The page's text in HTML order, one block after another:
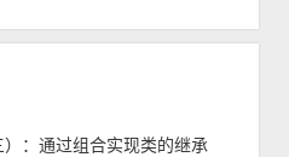
：通过组合实现类的继承